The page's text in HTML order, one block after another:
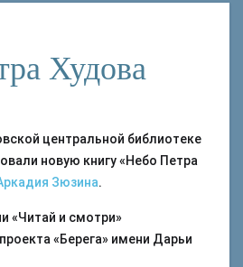
Худова
центральной библиотеке
новую книгу «Небо Петра
Зюзина.
«Читай и смотри»
«Берега» имени Дарьи